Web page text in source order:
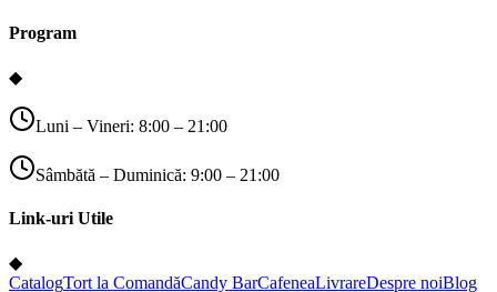
Program
◆
Luni – Vineri: 8:00 – 21:00
Sâmbătă – Duminică: 9:00 – 21:00
Link-uri Utile
◆
CatalogTort la ComandăCandy BarCafeneaLivrareDespre noiBlog